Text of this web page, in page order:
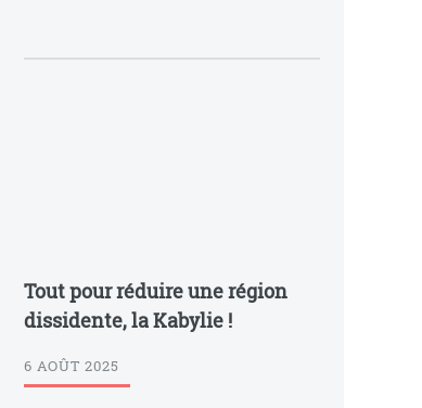
Tout pour réduire une région
dissidente, la Kabylie !
6 AOÛT 2025